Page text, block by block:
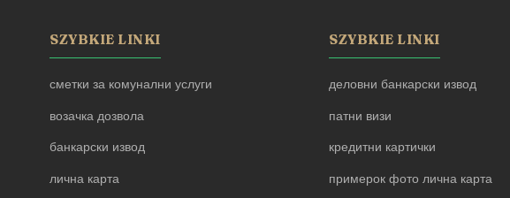
SZYBKIE LINKI
сметки за комунални услуги
возачка дозвола
банкарски извод
лична карта
SZYBKIE LINKI
деловни банкарски извод
патни визи
кредитни картички
примерок фото лична карта